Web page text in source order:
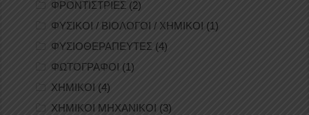
ΦΡΟΝΤΙΣΤΡΙΕΣ (2)
ΦΥΣΙΚΟΙ / ΒΙΟΛΟΓΟΙ / ΧΗΜΙΚΟΙ (1)
ΦΥΣΙΟΘΕΡΑΠΕΥΤΕΣ (4)
ΦΩΤΟΓΡΑΦΟΙ (1)
ΧΗΜΙΚΟΙ (4)
ΧΗΜΙΚΟΙ ΜΗΧΑΝΙΚΟΙ (3)